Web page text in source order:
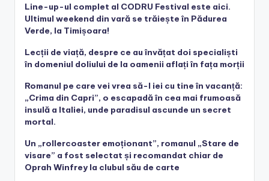
Line-up-ul complet al CODRU Festival este aici.
Ultimul weekend din vară se trăiește în Pădurea
Verde, la Timișoara!
Lecții de viață, despre ce au învățat doi specialiști
în domeniul doliului de la oamenii aflați în fața morții
Romanul pe care vei vrea să-l iei cu tine în vacanță:
„Crima din Capri”, o escapadă în cea mai frumoasă
insulă a Italiei, unde paradisul ascunde un secret
mortal.
Un „rollercoaster emoționant”, romanul „Stare de
visare” a fost selectat și recomandat chiar de
Oprah Winfrey la clubul său de carte